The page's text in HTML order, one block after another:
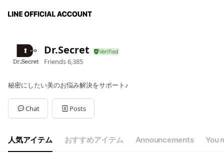
Dr.Secret
Friends6,385
秘密にしたい美のお悩み解決をサポート♪
Chat Posts
人気アイテム おすすめアイテム Announcements You